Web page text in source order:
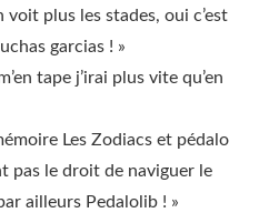
voit plus les stades, oui c’est
garcias ! »
tape j’irai plus vite qu’en
Les Zodiacs et pédalo
pas le droit de naviguer le
ailleurs Pedalolib ! »